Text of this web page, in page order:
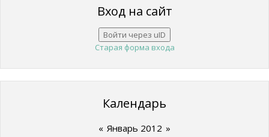
Вход на сайт
Войти через uID
Старая форма входа
Календарь
« Январь 2012 »